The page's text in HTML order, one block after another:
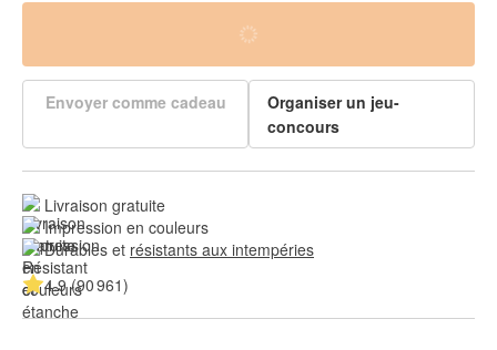
Envoyer comme cadeau
Organiser un jeu-
concours
Livraison gratuite
Impression en couleurs
Durables et résistants aux intempéries
4.9 (90 961)